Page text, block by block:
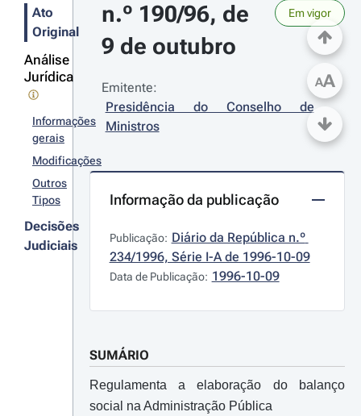
Ato
Original
Análise
Jurídica
Informações
gerais
Modificações
Outros
Tipos
Decisões
Judiciais
n.º 190/96, de
9 de outubro
Em vigor
Emitente:
Presidência do Conselho de
Ministros
Informação da publicação
Publicação: Diário da República n.º
234/1996, Série I-A de 1996-10-09
Data de Publicação: 1996-10-09
SUMÁRIO
Regulamenta a elaboração do balanço
social na Administração Pública
AA